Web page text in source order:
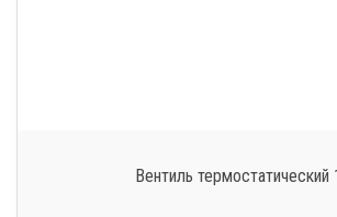
Вентиль термостатический